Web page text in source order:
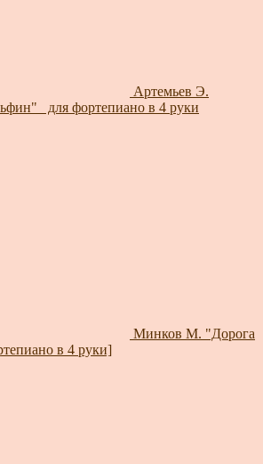
Артемьев Э.
для фортепиано в 4 руки
Минков М. "Дорога
в 4 руки]